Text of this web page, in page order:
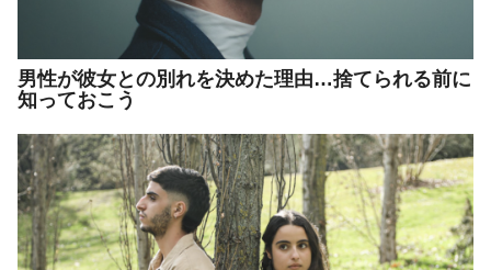
男性が彼女との別れを決めた理由…捨てられる前に
知っておこう